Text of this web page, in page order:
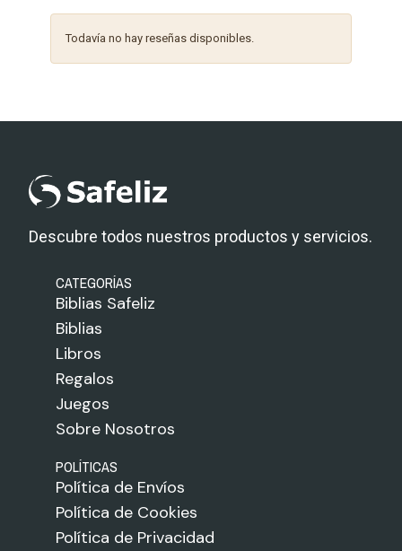
Todavía no hay reseñas disponibles.
Descubre todos nuestros productos y servicios.
CATEGORÍAS
Biblias Safeliz
Biblias
Libros
Regalos
Juegos
Sobre Nosotros
POLÍTICAS
Política de Envíos
Política de Cookies
Política de Privacidad